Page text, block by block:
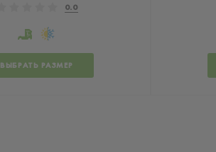
0.0
ВЫБРАТЬ РАЗМЕР